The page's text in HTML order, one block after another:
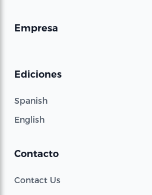
Empresa
Ediciones
Spanish
English
Contacto
Contact Us